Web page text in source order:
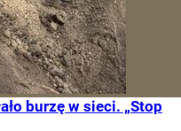
burzę w sieci. „Stop